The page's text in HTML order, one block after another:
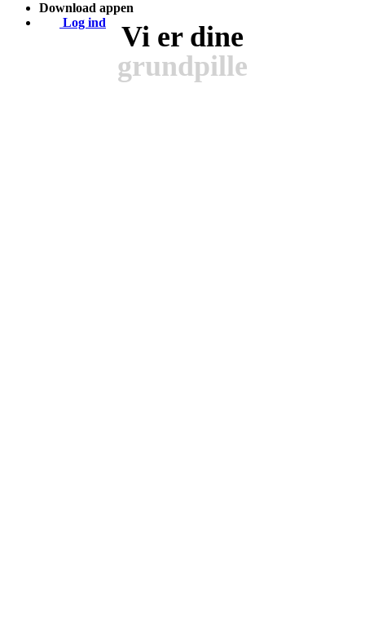
Download appen
Log ind
Vi er dine
grundpille